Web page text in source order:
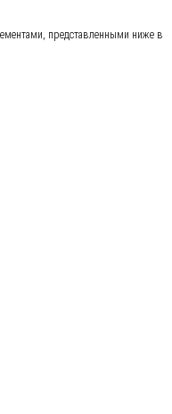
представленными ниже в